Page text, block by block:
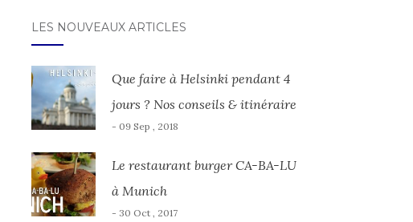
LES NOUVEAUX ARTICLES
Que faire à Helsinki pendant 4
jours ? Nos conseils & itinéraire
- 09 Sep , 2018
Le restaurant burger CA-BA-LU
à Munich
- 30 Oct , 2017